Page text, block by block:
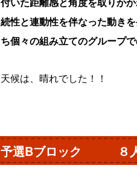
続性と連動性を伴なった動き
ち個々の組み立てのグループ
天候は、晴れでした！！
予選Bブロック ８人